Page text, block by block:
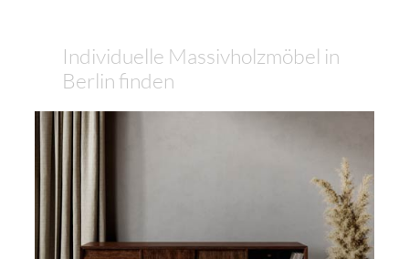
Individuelle Massivholzmöbel in
Berlin finden